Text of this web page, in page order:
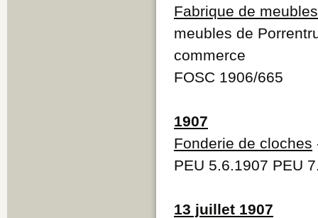
Fabrique de
meubles de
commerce
FOSC 1906/665
1907
Fonderie de cloches
PEU 5.6.1907 PEU
13 juillet 1907